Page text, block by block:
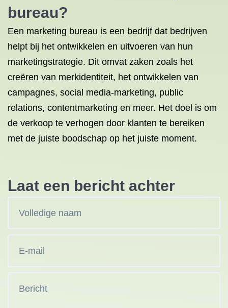
bureau?
Een marketing bureau is een bedrijf dat bedrijven
helpt bij het ontwikkelen en uitvoeren van hun
marketingstrategie. Dit omvat zaken zoals het
creëren van merkidentiteit, het ontwikkelen van
campagnes, social media-marketing, public
relations, contentmarketing en meer. Het doel is om
de verkoop te verhogen door klanten te bereiken
met de juiste boodschap op het juiste moment.
Laat een bericht achter